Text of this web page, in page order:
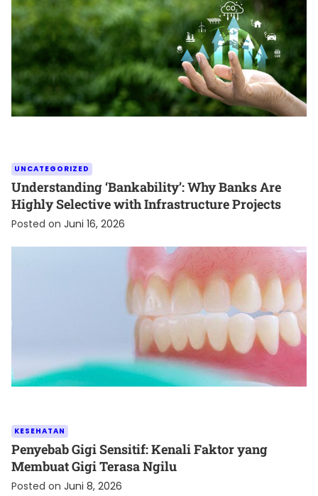
UNCATEGORIZED
Understanding ‘Bankability’: Why Banks Are
Highly Selective with Infrastructure Projects
Posted on Juni 16, 2026
KESEHATAN
Penyebab Gigi Sensitif: Kenali Faktor yang
Membuat Gigi Terasa Ngilu
Posted on Juni 8, 2026